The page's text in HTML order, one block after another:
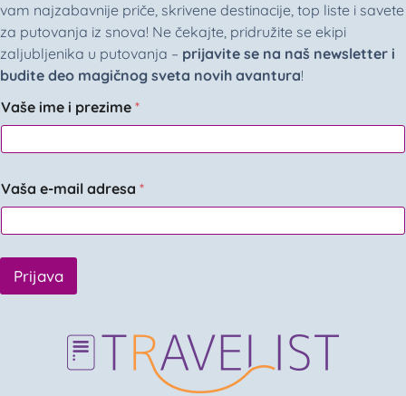
vam najzabavnije priče, skrivene destinacije, top liste i savete
za putovanja iz snova! Ne čekajte, pridružite se ekipi
zaljubljenika u putovanja – prijavite se na naš newsletter i
budite deo magičnog sveta novih avantura!
Vaše ime i prezime *
Vaša e-mail adresa *
Prijava